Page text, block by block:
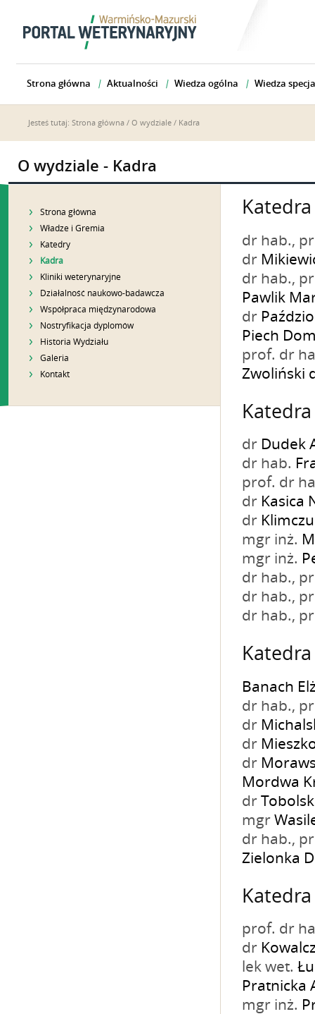
Strona główna Aktualności Wiedza ogólna Wiedza
Jesteś tutaj: Strona główna / O wydziale / Kadra
O wydziale - Kadra
Strona główna
Władze i Gremia
Katedry
Kadra
Kliniki weterynaryjne
Działalność naukowo-badawcza
Współpraca międzynarodowa
Nostryfikacja dyplomów
Historia Wydziału
Galeria
Kontakt
dr hab.,
dr
dr hab.,
Pawlik
dr
Piech
prof. dr
Zwoliński
dr Dudek
dr hab.
prof. dr
dr Kasica
dr
mgr inż.
mgr inż.
dr hab.,
dr hab.,
dr hab.,
Banach
dr hab.,
dr
dr
dr
Mordwa
dr
mgr
dr hab.,
Zielonka
prof. dr
dr
lek wet.
Pratnicka
mgr inż.